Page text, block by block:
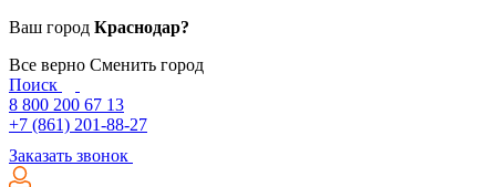
Ваш город Краснодар?
Все верно Сменить город
Поиск
8 800 200 67 13
+7 (861) 201-88-27
Заказать звонок